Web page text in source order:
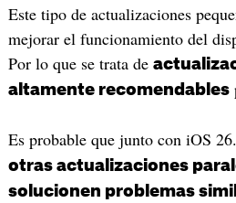
Este tipo de actualizaciones
mejorar el funcionamiento del
Por lo que se trata de
altamente recomendables
Es probable que junto con iOS
otras actualizaciones
solucionen problemas